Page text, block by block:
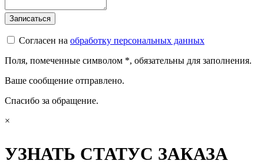
Согласен на обработку персональных данных
Поля, помеченные символом *, обязательны для заполнения.
Ваше сообщение отправлено.
Спасибо за обращение.
×
УЗНАТЬ СТАТУС ЗАКАЗА